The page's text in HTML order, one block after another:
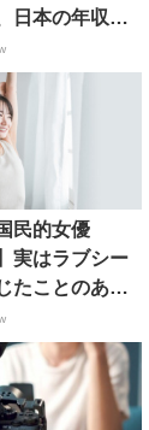
日本の年収は
い？
民的女優
実はラブシー
たことのある
め30選